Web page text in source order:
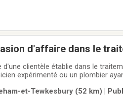
d'affaire dans le
d'une clientèle établie dans le
expérimenté ou un plombier
Joli).Bien vouloir me
et-Tewkesbury (52 km) |